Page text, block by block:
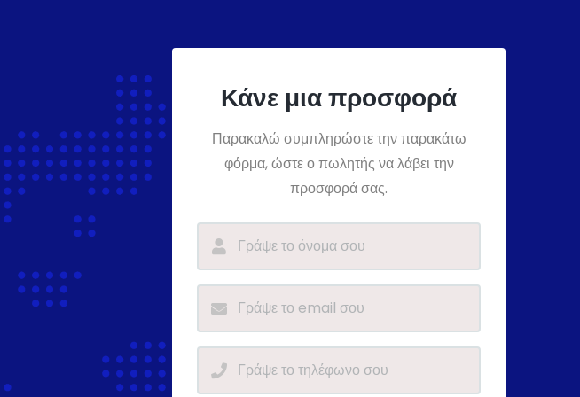
Κάνε μια προσφορά
Παρακαλώ συμπληρώστε την παρακάτω
φόρμα, ώστε ο πωλητής να λάβει την
προσφορά σας.